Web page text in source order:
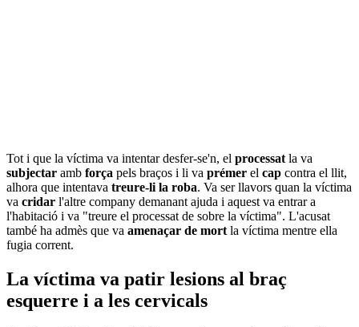
Tot i que la víctima va intentar desfer-se'n, el processatla va
subjectar amb força pels braços i li va prémer el cap contra el llit,
alhora que intentava treure-li la roba. Va ser llavors quan la víctima
va cridar l'altre company demanant ajuda i aquest va entrar a
l'habitació i va "treure el processat de sobre la víctima". L'acusat
també ha admès que va amenaçar de mortla víctima mentre ella
fugia corrent.
La víctima va patir lesions al braç
esquerre i a les cervicals